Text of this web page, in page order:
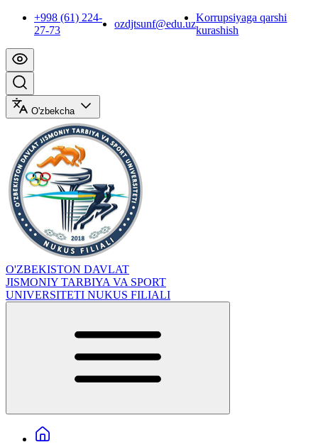
+998 (61) 224-
27-73
ozdjtsunf@edu.uz
Korrupsiyaga qarshi
kurashish
O'zbekcha
O'ZBEKISTON DAVLAT
JISMONIY TARBIYA VA SPORT
UNIVERSITETI NUKUS FILIALI